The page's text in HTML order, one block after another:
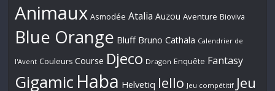
Animaux Asmodée Atalia Auzou Aventure Bioviva
Blue Orange Bluff Bruno Cathala Calendrier de
l'Avent Couleurs Course Djeco Dragon Enquête Fantasy
Gigamic Haba Helvetiq Iello Jeu compétitif Jeu